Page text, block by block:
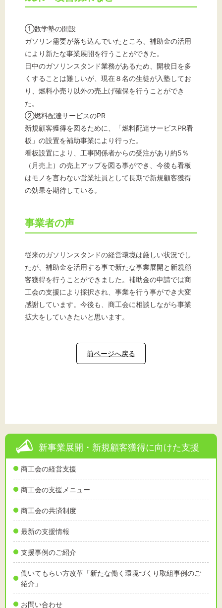
新事業展開・新規顧客獲得に向けた支援
商工会の経営支援
商工会の支援メニュー
商工会の共済制度
最新の支援情報
支援事例のご紹介
働いてもらい方改革「新たな働く環境づくり取組事例のご
紹介」
お問い合わせ
①数学塾の開設
ガソリン需要が落ち込んでいたところ、補助金の活用
により新たな事業展開を行うことができた。
日中のガソリンスタンド業務があるため、開校日を多
くすることは難しいが、現在８名の生徒が入塾してお
り、燃料小売り以外の売上げ確保を行うことができ
た。
②燃料配達サービスのPR
新規顧客獲得を図るために、「燃料配達サービスPR看
板」の設置を補助事業により行った。
看板設置により、工事関係者からの受注があり約5％
（月売上）の売上アップを図る事ができ、今後も看板
はモノを言わない営業社員として長期で新規顧客獲得
の効果を期待している。
事業者の声
従来のガソリンスタンドの経営環境は厳しい状況でし
たが、補助金を活用する事で新たな事業展開と新規顧
客獲得を行うことができました。補助金の申請では商
工会の支援により採択され、事業を行う事ができ大変
感謝しています。今後も、商工会に相談しながら事業
拡大をしていきたいと思います。
前ページへ戻る